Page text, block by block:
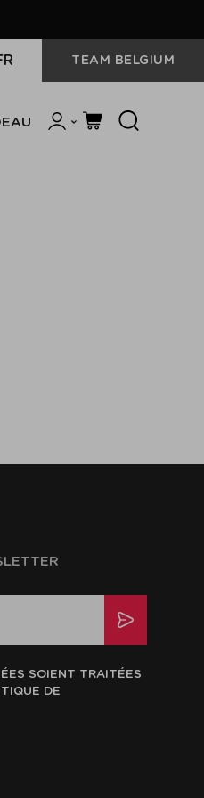
TEAM BELGIUM
S'INSCRIRE
PANIER
SOIENT TRAITÉES
DE